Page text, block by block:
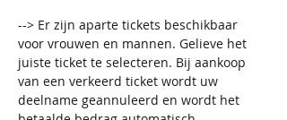
--> Er zijn aparte tickets beschikbaar
voor vrouwen en mannen. Gelieve het
juiste ticket te selecteren. Bij aankoop
van een verkeerd ticket wordt uw
deelname geannuleerd en wordt het